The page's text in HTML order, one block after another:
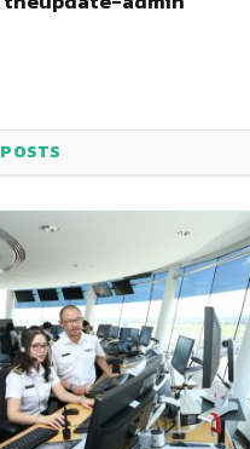
POSTS